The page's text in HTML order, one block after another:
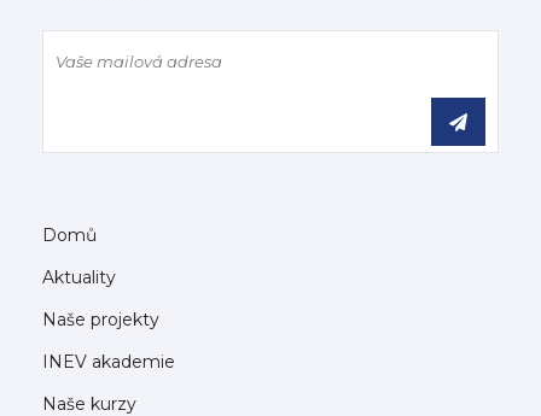
Domů
Aktuality
Naše projekty
INEV akademie
Naše kurzy